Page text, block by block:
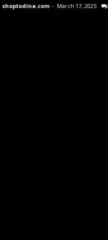
shoptodina.com - March 17, 2025